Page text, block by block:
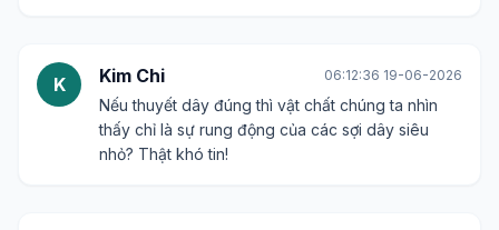
K Kim Chi 06:12:36 19-06-2026
Nếu thuyết dây đúng thì vật chất chúng ta nhìn
thấy chỉ là sự rung động của các sợi dây siêu
nhỏ? Thật khó tin!